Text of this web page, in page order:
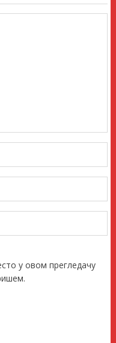
у овом прегледачу